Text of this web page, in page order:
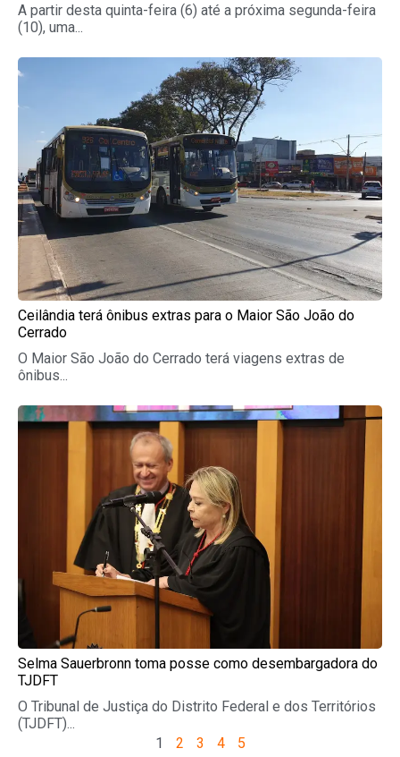
A partir desta quinta-feira (6) até a próxima segunda-feira
(10), uma...
Ceilândia terá ônibus extras para o Maior São João do
Cerrado
O Maior São João do Cerrado terá viagens extras de
ônibus...
Selma Sauerbronn toma posse como desembargadora do
TJDFT
O Tribunal de Justiça do Distrito Federal e dos Territórios
(TJDFT)...
1
2 3 4 5